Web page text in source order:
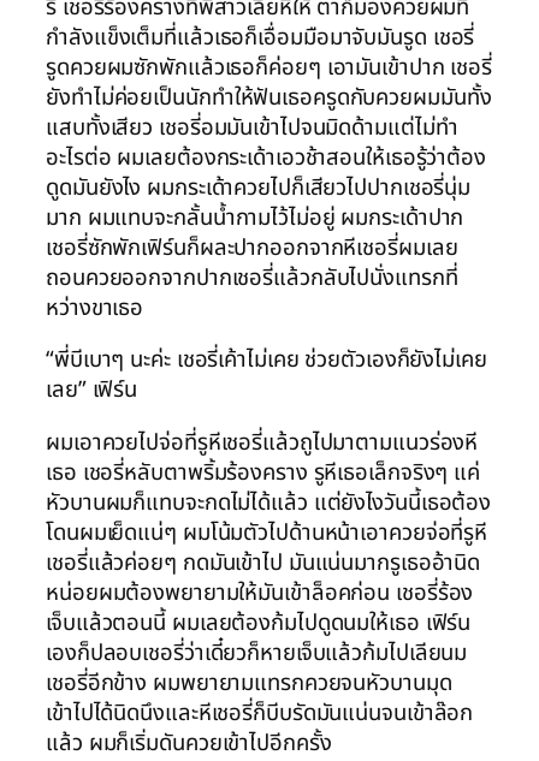
รี่ เชอรี่ร้องครางที่พี่สาวเลียหีให้ ตาก็มองควยผมที่
กำลังแข็งเต็มที่แล้วเธอก็เอื่อมมือมาจับมันรูด เชอรี่
รูดควยผมซักพักแล้วเธอก็ค่อยๆ เอามันเข้าปาก เชอรี่
ยังทำไม่ค่อยเป็นนักทำให้ฟันเธอครูดกับควยผมมันทั้ง
แสบทั้งเสียว เชอรี่อมมันเข้าไปจนมิดด้ามแต่ไม่ทำ
อะไรต่อ ผมเลยต้องกระเด้าเอวช้าสอนให้เธอรู้ว่าต้อง
ดูดมันยังไง ผมกระเด้าควยไปก็เสียวไปปากเชอรี่นุ่ม
มาก ผมแทบจะกลั้นน้ำกามไว้ไม่อยู่ ผมกระเด้าปาก
เชอรี่ซักพักเฟิร์นก็ผละปากออกจากหีเชอรี่ผมเลย
ถอนควยออกจากปากเชอรี่แล้วกลับไปนั่งแทรกที่
หว่างขาเธอ
“พี่บีเบาๆ นะค่ะ เชอรี่เค้าไม่เคย ช่วยตัวเองก็ยังไม่เคย
เลย” เฟิร์น
ผมเอาควยไปจ่อที่รูหีเชอรี่แล้วถูไปมาตามแนวร่องหี
เธอ เชอรี่หลับตาพริ้มร้องคราง รูหีเธอเล็กจริงๆ แค่
หัวบานผมก็แทบจะกดไม่ได้แล้ว แต่ยังไงวันนี้เธอต้อง
โดนผมเย็ดแน่ๆ ผมโน้มตัวไปด้านหน้าเอาควยจ่อที่รูหี
เชอรี่แล้วค่อยๆ กดมันเข้าไป มันแน่นมากรูเธออ้านิด
หน่อยผมต้องพยายามให้มันเข้าล็อคก่อน เชอรี่ร้อง
เจ็บแล้วตอนนี้ ผมเลยต้องก้มไปดูดนมให้เธอ เฟิร์น
เองก็ปลอบเชอรี่ว่าเดี๋ยวก็หายเจ็บแล้วก้มไปเลียนม
เชอรี่อีกข้าง ผมพยายามแทรกควยจนหัวบานมุด
เข้าไปได้นิดนึงและหีเชอรี่ก็บีบรัดมันแน่นจนเข้าล๊อก
แล้ว ผมก็เริ่มดันควยเข้าไปอีกครั้ง